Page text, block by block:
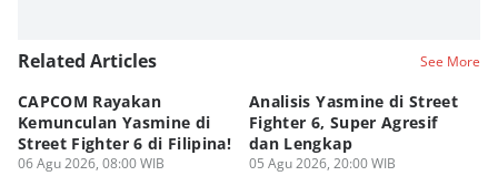
Related Articles See More
CAPCOM Rayakan
Kemunculan Yasmine di
Street Fighter 6 di Filipina!
06 Agu 2026, 08:00 WIB
Analisis Yasmine di Street
Fighter 6, Super Agresif
dan Lengkap
05 Agu 2026, 20:00 WIB